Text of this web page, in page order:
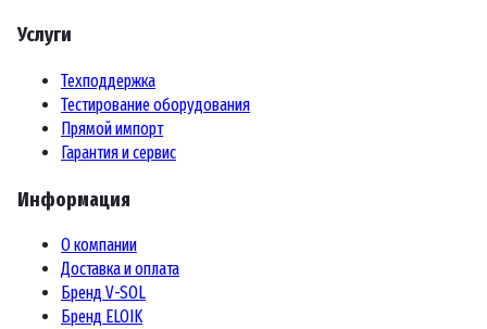
Услуги
Техподдержка
Тестирование оборудования
Прямой импорт
Гарантия и сервис
Информация
О компании
Доставка и оплата
Бренд V-SOL
Бренд ELOIK